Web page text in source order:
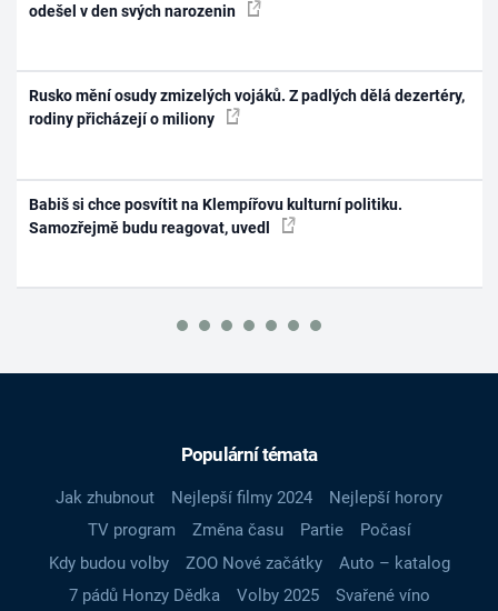
odešel v den svých narozenin
Rusko mění osudy zmizelých vojáků. Z padlých dělá dezertéry,
rodiny přicházejí o miliony
Babiš si chce posvítit na Klempířovu kulturní politiku.
Samozřejmě budu reagovat, uvedl
Populární témata
Jak zhubnout Nejlepší filmy 2024
Nejlepší horory
TV program
Změna času Partie
Počasí
Kdy budou volby
ZOO Nové začátky
Auto – katalog
7 pádů Honzy Dědka
Volby 2025
Svařené víno